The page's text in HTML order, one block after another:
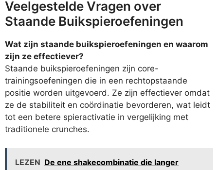
Veelgestelde Vragen over
Staande Buikspieroefeningen
Wat zijn staande buikspieroefeningen en waarom
zijn ze effectiever?
Staande buikspieroefeningen zijn core-
trainingsoefeningen die in een rechtopstaande
positie worden uitgevoerd. Ze zijn effectiever omdat
ze de stabiliteit en coördinatie bevorderen, wat leidt
tot een betere spieractivatie in vergelijking met
traditionele crunches.
LEZEN De ene shakecombinatie die langer